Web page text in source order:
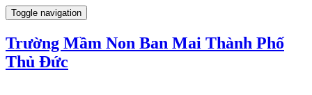
Toggle navigation
Trường Mầm Non Ban Mai Thành Phố
Thủ Đức